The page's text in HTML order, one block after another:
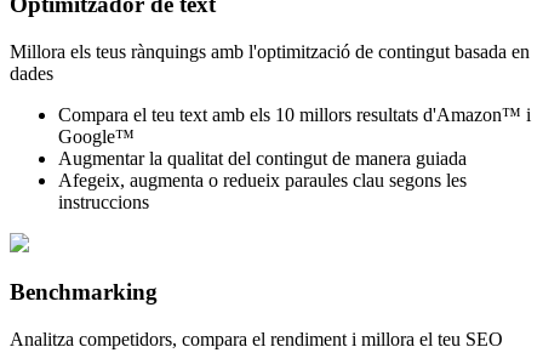
Millora els teus rànquings amb l'optimització de contingut basada en
dades
Compara el teu text amb els 10 millors resultats d'Amazon™ i
Google™
Augmentar la qualitat del contingut de manera guiada
Afegeix, augmenta o redueix paraules clau segons les
instruccions
Benchmarking
Analitza competidors, compara el rendiment i millora el teu SEO